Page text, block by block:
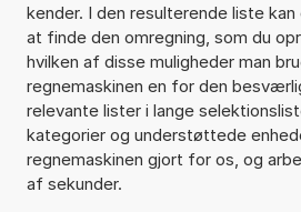
kender. I den resulterende liste
at finde den omregning, som du
hvilken af disse muligheder man
regnemaskinen en for den
relevante lister i lange
kategorier og understøttede
regnemaskinen gjort for os, og
af sekunder.